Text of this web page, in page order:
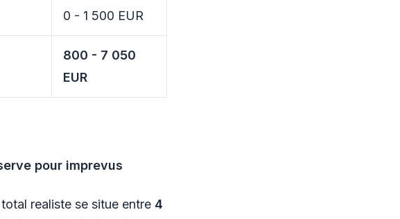
0 - 1 500 EUR
800 - 7 050
EUR
pour imprevus
realiste se situe entre 4